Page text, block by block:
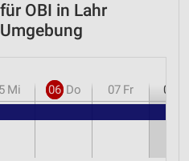
OBI in Lahr
Mi 06 Do 07 Fr 08